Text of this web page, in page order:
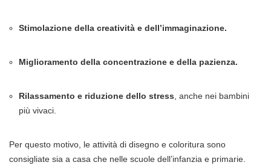
Stimolazione della creatività e dell’immaginazione.
Miglioramento della concentrazione e della pazienza.
Rilassamento e riduzione dello stress , anche nei bambini
più vivaci.
Per questo motivo, le attività di disegno e coloritura sono
consigliate sia a casa che nelle scuole dell’infanzia e primarie.